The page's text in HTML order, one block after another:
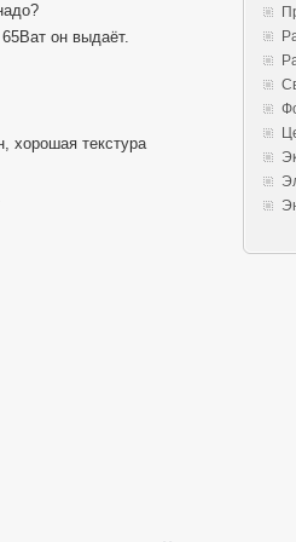
он выдаёт.
хорошая текстура